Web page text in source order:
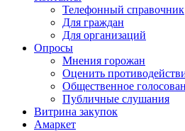
Телефонный справочник
Для граждан
Для организаций
Опросы
Мнения горожан
Оценить
Общественное
Публичные слушания
Витрина закупок
Амаркет